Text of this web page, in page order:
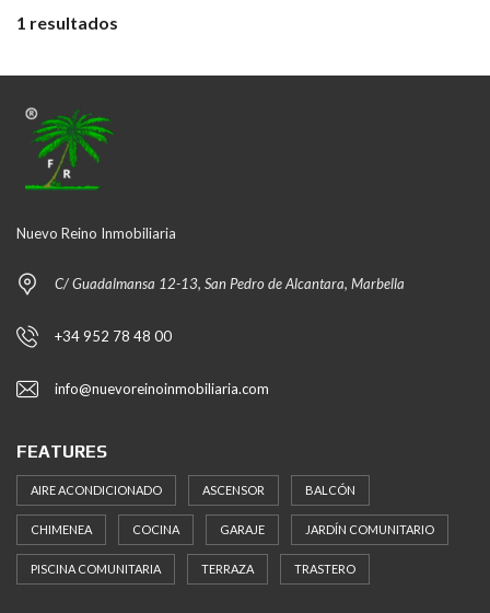
1 resultados
Nuevo Reino Inmobiliaria
C/ Guadalmansa 12-13, San Pedro de Alcantara, Marbella
+34 952 78 48 00
info@nuevoreinoinmobiliaria.com
FEATURES
AIRE ACONDICIONADO ASCENSOR BALCÓN
CHIMENEA COCINA GARAJE JARDÍN COMUNITARIO
PISCINA COMUNITARIA TERRAZA TRASTERO